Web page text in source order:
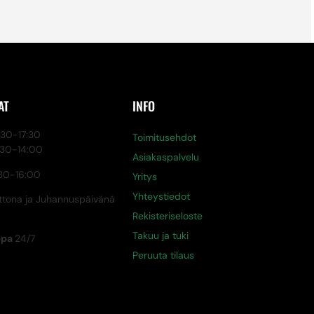
17:30
14:00
16:00
ja Juhannuspäivänä
24/7
INFO
Toimitusehdot
Asiakaspalvelu
Yritys
Yhteystiedot
Rekisteriseloste
Takuu ja tuki
Peruuta tilaus